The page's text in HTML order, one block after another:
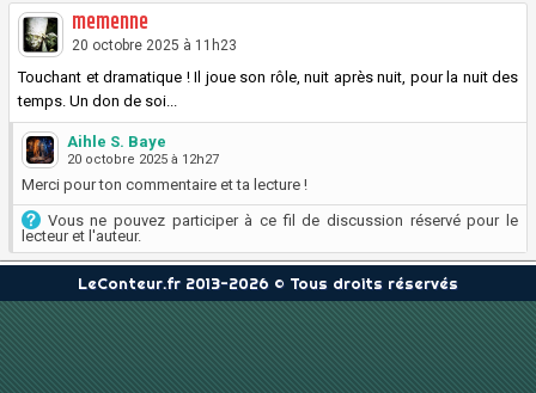
memenne
20 octobre 2025 à 11h23
Touchant et dramatique ! Il joue son rôle, nuit après nuit, pour la nuit des
temps. Un don de soi...
Aihle S. Baye
20 octobre 2025 à 12h27
Merci pour ton commentaire et ta lecture !
Vous ne pouvez participer à ce fil de discussion réservé pour le
lecteur et l'auteur.
LeConteur.fr 2013-2026 © Tous droits réservés